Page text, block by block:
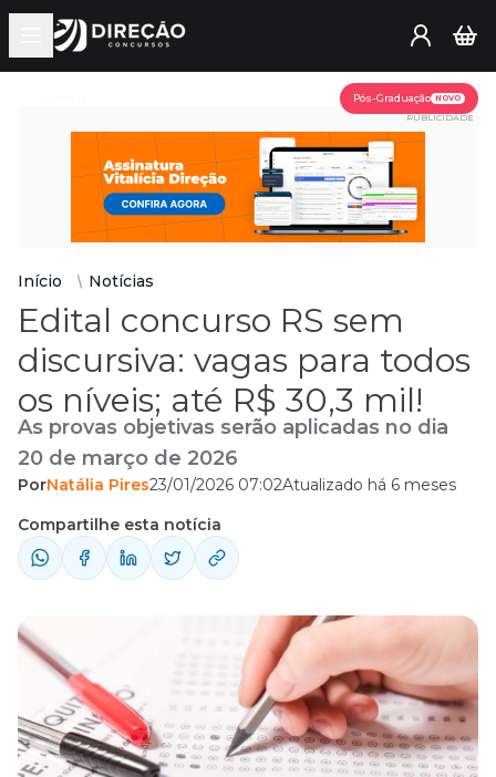
Open main menu
Pós-Graduação NOVO
PUBLICIDADE
Início Notícias
Edital concurso RS sem
discursiva: vagas para todos
os níveis; até R$ 30,3 mil!
As provas objetivas serão aplicadas no dia
20 de março de 2026
PorNatália Pires23/01/2026 07:02Atualizado há 6 meses
Compartilhe esta notícia